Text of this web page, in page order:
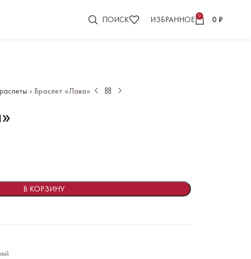
ПОИСК ИЗБРАННОЕ 0 0 ₽
» Браслет «Лава»
В КОРЗИНУ